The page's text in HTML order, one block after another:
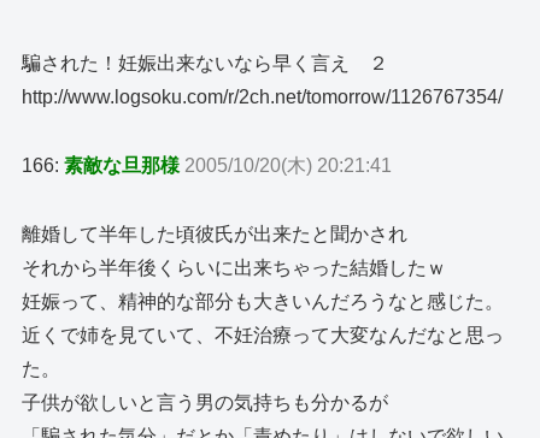
騙された！妊娠出来ないなら早く言え ２
http://www.logsoku.com/r/2ch.net/tomorrow/1126767354/
166:素敵な旦那様 2005/10/20(木) 20:21:41
離婚して半年した頃彼氏が出来たと聞かされ
それから半年後くらいに出来ちゃった結婚したｗ
妊娠って、精神的な部分も大きいんだろうなと感じた。
近くで姉を見ていて、不妊治療って大変なんだなと思っ
た。
子供が欲しいと言う男の気持ちも分かるが